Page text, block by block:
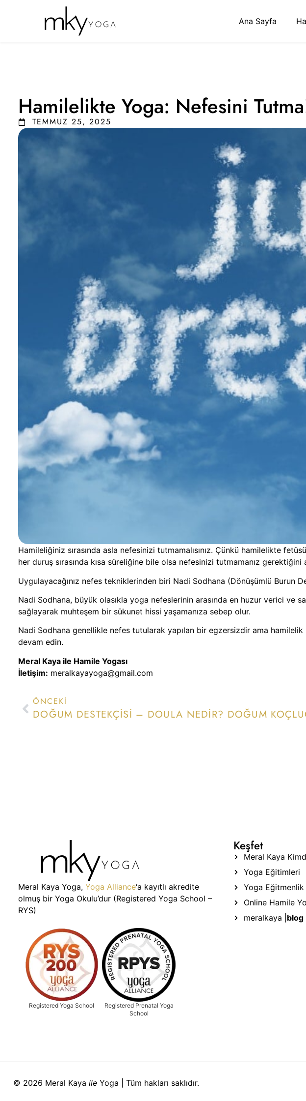
Ana Sayfa
Hamilelikte Yoga: Nefesini
TEMMUZ 25, 2025
Hamileliğiniz sırasında asla nefesinizi tutmamalısınız. Çünkü hamilelikte
her duruş sırasında kısa süreliğine bile olsa nefesinizi tutmamanız gerektiğini
Uygulayacağınız nefes tekniklerinden biri Nadi Sodhana (Dönüşümlü Burun
Nadi Sodhana, büyük olasıkla yoga nefeslerinin arasında en huzur verici ve
sağlayarak muhteşem bir sükunet hissi yaşamanıza sebep olur.
Nadi Sodhana genellikle nefes tutularak yapılan bir egzersizdir ama
devam edin.
Meral Kaya ile Hamile Yogası
İletişim: meralkayayoga@gmail.com
ÖNCEKI
Meral Kaya Yoga, Yoga Alliance‘a kayıtlı akredite
olmuş bir Yoga Okulu’dur (Registered Yoga School –
RYS)
Registered Yoga School
Registered Prenatal Yoga
School
Keşfet
Meral Kaya
Yoga Eğitimleri
Yoga
Online Hamile
meralkaya | blog
© 2026 Meral Kaya ile Yoga | Tüm hakları saklıdır.